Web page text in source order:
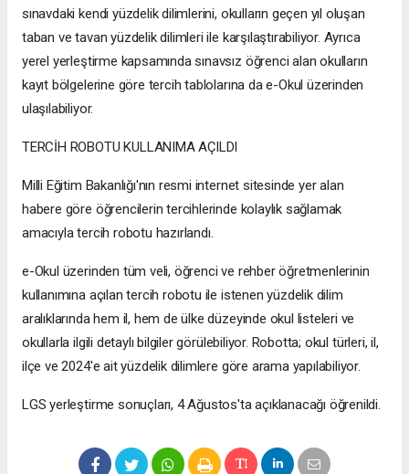
sınavdaki kendi yüzdelik dilimlerini, okulların geçen yıl oluşan
taban ve tavan yüzdelik dilimleri ile karşılaştırabiliyor. Ayrıca
yerel yerleştirme kapsamında sınavsız öğrenci alan okulların
kayıt bölgelerine göre tercih tablolarına da e-Okul üzerinden
ulaşılabiliyor.
TERCİH ROBOTU KULLANIMA AÇILDI
Milli Eğitim Bakanlığı'nın resmi internet sitesinde yer alan
habere göre öğrencilerin tercihlerinde kolaylık sağlamak
amacıyla tercih robotu hazırlandı.
e-Okul üzerinden tüm veli, öğrenci ve rehber öğretmenlerinin
kullanımına açılan tercih robotu ile istenen yüzdelik dilim
aralıklarında hem il, hem de ülke düzeyinde okul listeleri ve
okullarla ilgili detaylı bilgiler görülebiliyor. Robotta; okul türleri, il,
ilçe ve 2024'e ait yüzdelik dilimlere göre arama yapılabiliyor.
LGS yerleştirme sonuçları, 4 Ağustos'ta açıklanacağı öğrenildi.